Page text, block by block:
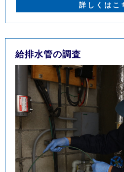
詳しくはこ
給排水管の調査